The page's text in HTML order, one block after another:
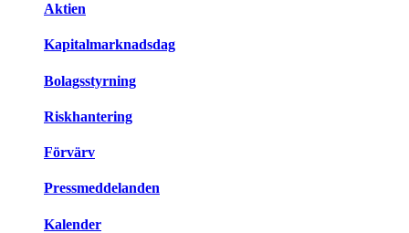
Aktien
Kapitalmarknadsdag
Bolagsstyrning
Riskhantering
Förvärv
Pressmeddelanden
Kalender